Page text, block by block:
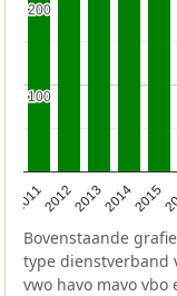
20112012201320142015
100
100
200
200
Bovenstaande
type dienstverband
vwo havo mavo vbo